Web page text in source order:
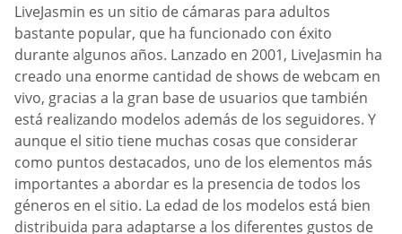
LiveJasmin es un sitio de cámaras para adultos
bastante popular, que ha funcionado con éxito
durante algunos años. Lanzado en 2001, LiveJasmin ha
creado una enorme cantidad de shows de webcam en
vivo, gracias a la gran base de usuarios que también
está realizando modelos además de los seguidores. Y
aunque el sitio tiene muchas cosas que considerar
como puntos destacados, uno de los elementos más
importantes a abordar es la presencia de todos los
géneros en el sitio. La edad de los modelos está bien
distribuida para adaptarse a los diferentes gustos de